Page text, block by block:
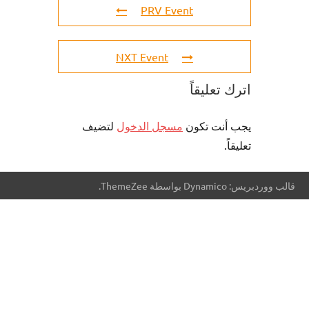
PRV Event
NXT Event
اترك تعليقاً
يجب أنت تكون مسجل الدخول لتضيف
تعليقاً.
قالب ووردبريس: Dynamico بواسطة ThemeZee.